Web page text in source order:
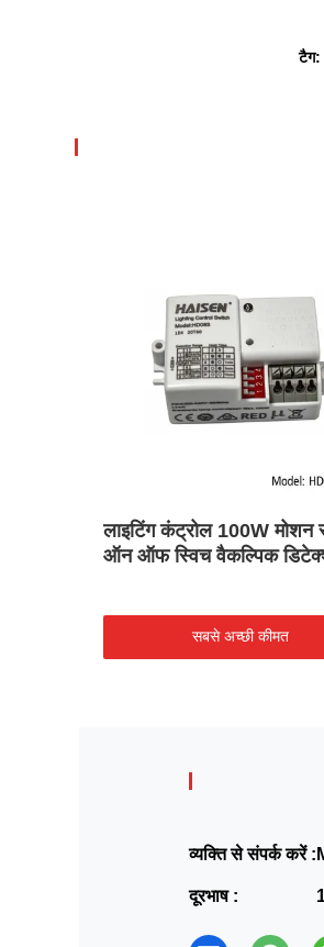
टैग:
लाइटिंग कंट्रोल 100W मोशन
ऑन ऑफ स्विच वैकल्पिक
सबसे अच्छी कीमत
व्यक्ति से संपर्क करें :
दूरभाष :